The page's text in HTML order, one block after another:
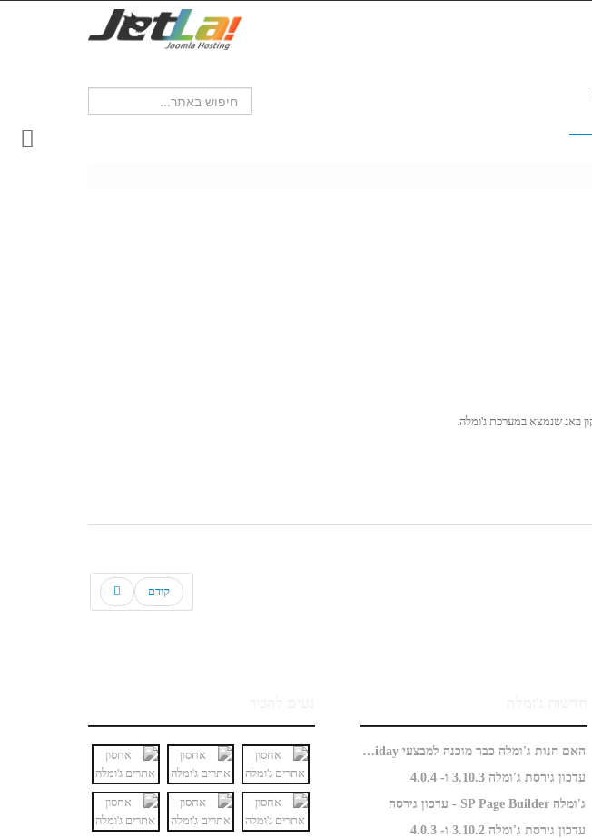
קודם
האם חנות ג'ומלה כבר מוכנה למבצעי Black Friday?
עדכון גירסת ג'ומלה 3.10.3 ו- 4.0.4
ג'ומלה SP Page Builder - עדכון גירסה
עדכון גירסת ג'ומלה 3.10.2 ו- 4.0.3